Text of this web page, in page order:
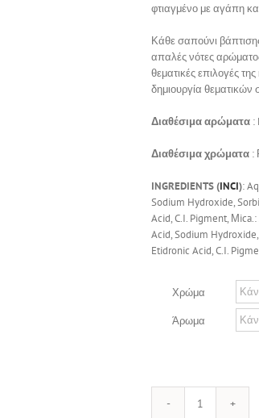
φτιαγμένο με αγάπη
Κάθε σαπούνι
απαλές νότες
θεματικές επιλογές
δημιουργία
Διαθέσιμα αρώματα :
Διαθέσιμα χρώματα :
INGREDIENTS (INCI):
Sodium Hydroxide,
Acid, C.I. Pigment,
Acid, Sodium
Etidronic Acid, C.I.
Χρώμα
Άρωμα
Σαπούνι